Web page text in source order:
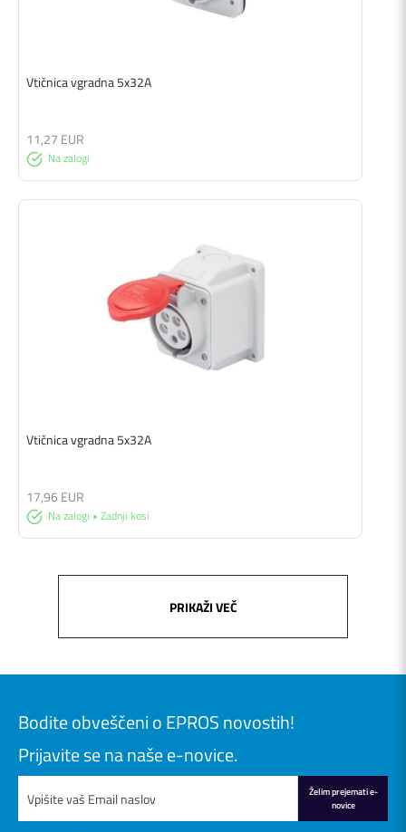
Vtičnica vgradna 5x32A
Na zalogi
11,27 EUR
Vtičnica vgradna 5x32A
Na zalogi • Zadnji kosi
17,96 EUR
PRIKAŽI VEČ
Bodite obveščeni o EPROS novostih!
Prijavite se na naše e-novice.
Želim prejemati e-
novice